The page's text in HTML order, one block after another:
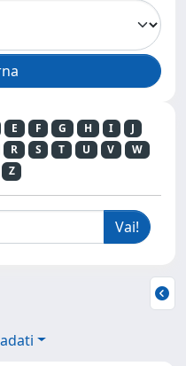
E F G H I
J
R S T U V
W
Z